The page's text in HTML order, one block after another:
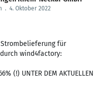
. 4. Oktober 2022
Strombelieferung für
wind4factory:
(!) UNTER DEM AKTUELLEN